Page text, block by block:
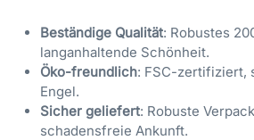
Beständige Qualität: Robustes
langanhaltende Schönheit.
Öko-freundlich: FSC-zertifiziert,
Engel.
Sicher geliefert: Robuste
schadensfreie Ankunft.